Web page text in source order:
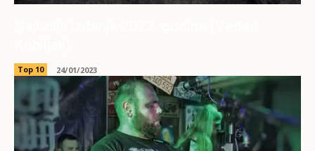
Top 10 24/01/2023